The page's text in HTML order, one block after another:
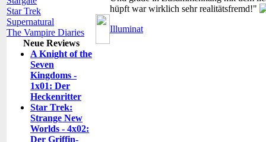
Star Trek
Supernatural
The Vampire Diaries
Neue Reviews
A Knight of the
Seven
Kingdoms -
1x01: Der
Heckenritter
Star Trek:
Strange New
Worlds - 4x02:
Der Griffin-
hüpft war wirklich sehr realitätsfremd!"
Illuminat